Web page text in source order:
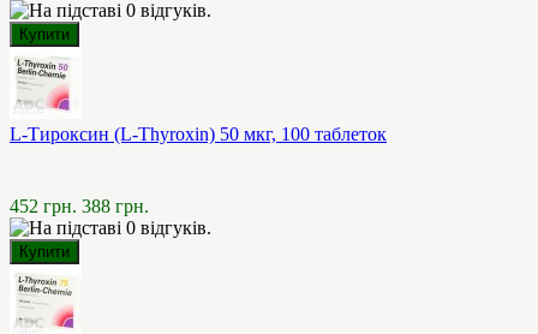
L-Тироксин (L-Thyroxin) 50 мкг, 100 таблеток
452 грн. 388 грн.